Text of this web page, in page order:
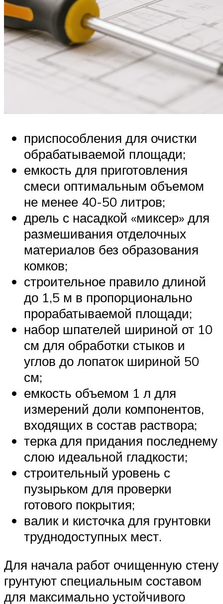
приспособления для очистки
обрабатываемой площади;
емкость для приготовления
смеси оптимальным объемом
не менее 40-50 литров;
дрель с насадкой «миксер» для
размешивания отделочных
материалов без образования
комков;
строительное правило длиной
до 1,5 м в пропорционально
прорабатываемой площади;
набор шпателей шириной от 10
см для обработки стыков и
углов до лопаток шириной 50
см;
емкость объемом 1 л для
измерений доли компонентов,
входящих в состав раствора;
терка для придания последнему
слою идеальной гладкости;
строительный уровень с
пузырьком для проверки
готового покрытия;
валик и кисточка для грунтовки
труднодоступных мест.
Для начала работ очищенную стену
грунтуют специальным составом
для максимально устойчивого